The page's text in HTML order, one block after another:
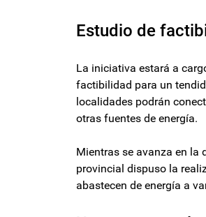
Estudio de
La iniciativa estará a
factibilidad para un
localidades podrán
otras fuentes de energía.
Mientras se avanza en la
provincial dispuso la
abastecen de energía a